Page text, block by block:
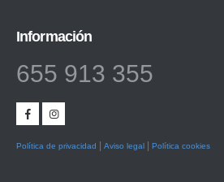
Información
655 913 355
Política de privacidad | Aviso legal | Política cookies